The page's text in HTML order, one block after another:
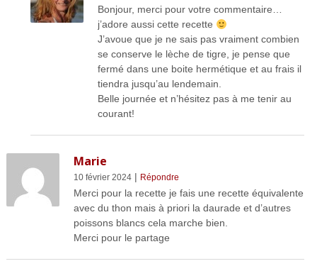
Bonjour, merci pour votre commentaire…
j’adore aussi cette recette
J’avoue que je ne sais pas vraiment combien
se conserve le lèche de tigre, je pense que
fermé dans une boite hermétique et au frais il
tiendra jusqu’au lendemain.
Belle journée et n’hésitez pas à me tenir au
courant!
Marie
10 février 2024| Répondre
Merci pour la recette je fais une recette équivalente
avec du thon mais à priori la daurade et d’autres
poissons blancs cela marche bien.
Merci pour le partage